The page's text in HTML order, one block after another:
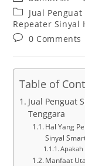
author:
Post
category:
Jual
Repeater Sinyal
Post0 Comments
Table of
Jual Penguat
Tenggara
Hal Yang
Sinyal
Manfaat